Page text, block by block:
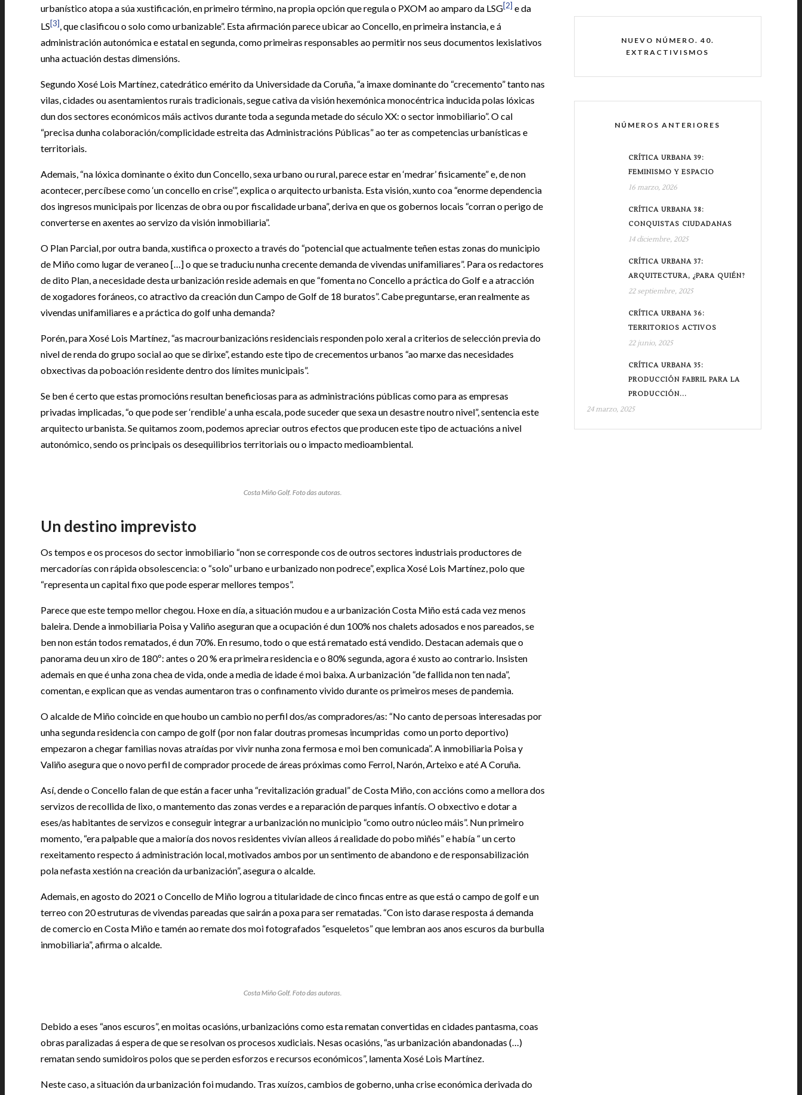
urbanístico atopa a súa xustificación, en primeiro término, na propia opción que regula o PXOM ao amparo da LSG[2] e da
LS[3], que clasificou o solo como urbanizable”. Esta afirmación parece ubicar ao Concello, en primeira instancia, e á
administración autonómica e estatal en segunda, como primeiras responsables ao permitir nos seus documentos lexislativos
unha actuación destas dimensións.
Segundo Xosé Lois Martínez, catedrático emérito da Universidade da Coruña, “a imaxe dominante do “crecemento” tanto nas
vilas, cidades ou asentamientos rurais tradicionais, segue cativa da visión hexemónica monocéntrica inducida polas lóxicas
dun dos sectores económicos máis activos durante toda a segunda metade do século XX: o sector inmobiliario”. O cal
“precisa dunha colaboración/complicidade estreita das Administracións Públicas” ao ter as competencias urbanísticas e
territoriais.
Ademais, “na lóxica dominante o éxito dun Concello, sexa urbano ou rural, parece estar en ‘medrar’ fisicamente” e, de non
acontecer, percíbese como ‘un concello en crise’”, explica o arquitecto urbanista. Esta visión, xunto coa “enorme dependencia
dos ingresos municipais por licenzas de obra ou por fiscalidade urbana”, deriva en que os gobernos locais “corran o perigo de
converterse en axentes ao servizo da visión inmobiliaria”.
O Plan Parcial, por outra banda, xustifica o proxecto a través do “potencial que actualmente teñen estas zonas do municipio
de Miño como lugar de veraneo […] o que se traduciu nunha crecente demanda de vivendas unifamiliares”. Para os redactores
de dito Plan, a necesidade desta urbanización reside ademais en que “fomenta no Concello a práctica do Golf e a atracción
de xogadores foráneos, co atractivo da creación dun Campo de Golf de 18 buratos”. Cabe preguntarse, eran realmente as
vivendas unifamiliares e a práctica do golf unha demanda?
Porén, para Xosé Lois Martínez, “as macrourbanizacións residenciais responden polo xeral a criterios de selección previa do
nivel de renda do grupo social ao que se dirixe”, estando este tipo de crecementos urbanos “ao marxe das necesidades
obxectivas da poboación residente dentro dos límites municipais”.
Se ben é certo que estas promocións resultan beneficiosas para as administracións públicas como para as empresas
privadas implicadas, “o que pode ser ‘rendible’ a unha escala, pode suceder que sexa un desastre noutro nivel”, sentencia este
arquitecto urbanista. Se quitamos zoom, podemos apreciar outros efectos que producen este tipo de actuacións a nivel
autonómico, sendo os principais os desequilibrios territoriais ou o impacto medioambiental.
Costa Miño Golf. Foto das autoras.
Un destino imprevisto
Os tempos e os procesos do sector inmobiliario “non se corresponde cos de outros sectores industriais productores de
mercadorías con rápida obsolescencia: o “solo” urbano e urbanizado non podrece”, explica Xosé Lois Martínez, polo que
“representa un capital fixo que pode esperar mellores tempos”.
Parece que este tempo mellor chegou. Hoxe en día, a situación mudou e a urbanización Costa Miño está cada vez menos
baleira. Dende a inmobiliaria Poisa y Valiño aseguran que a ocupación é dun 100% nos chalets adosados e nos pareados, se
ben non están todos rematados, é dun 70%. En resumo, todo o que está rematado está vendido. Destacan ademais que o
panorama deu un xiro de 180º: antes o 20 % era primeira residencia e o 80% segunda, agora é xusto ao contrario. Insisten
ademais en que é unha zona chea de vida, onde a media de idade é moi baixa. A urbanización “de fallida non ten nada”,
comentan, e explican que as vendas aumentaron tras o confinamento vivido durante os primeiros meses de pandemia.
O alcalde de Miño coincide en que houbo un cambio no perfil dos/as compradores/as: “No canto de persoas interesadas por
unha segunda residencia con campo de golf (por non falar doutras promesas incumpridas como un porto deportivo)
empezaron a chegar familias novas atraídas por vivir nunha zona fermosa e moi ben comunicada”. A inmobiliaria Poisa y
Valiño asegura que o novo perfil de comprador procede de áreas próximas como Ferrol, Narón, Arteixo e até A Coruña.
Así, dende o Concello falan de que están a facer unha “revitalización gradual” de Costa Miño, con accións como a mellora dos
servizos de recollida de lixo, o mantemento das zonas verdes e a reparación de parques infantís. O obxectivo e dotar a
eses/as habitantes de servizos e conseguir integrar a urbanización no municipio “como outro núcleo máis”. Nun primeiro
momento, “era palpable que a maioría dos novos residentes vivían alleos á realidade do pobo miñés” e había “ un certo
rexeitamento respecto á administración local, motivados ambos por un sentimento de abandono e de responsabilización
pola nefasta xestión na creación da urbanización”, asegura o alcalde.
Ademais, en agosto do 2021 o Concello de Miño logrou a titularidade de cinco fincas entre as que está o campo de golf e un
terreo con 20 estruturas de vivendas pareadas que sairán a poxa para ser rematadas. “Con isto darase resposta á demanda
de comercio en Costa Miño e tamén ao remate dos moi fotografados “esqueletos” que lembran aos anos escuros da burbulla
inmobiliaria”, afirma o alcalde.
Costa Miño Golf. Foto das autoras.
Debido a eses “anos escuros”, en moitas ocasións, urbanizacións como esta rematan convertidas en cidades pantasma, coas
obras paralizadas á espera de que se resolvan os procesos xudiciais. Nesas ocasións, “as urbanización abandonadas (…)
rematan sendo sumidoiros polos que se perden esforzos e recursos económicos”, lamenta Xosé Lois Martínez.
Neste caso, a situación da urbanización foi mudando. Tras xuízos, cambios de goberno, unha crise económica derivada do
NUEVO NÚMERO. 40.
EXTRACTIVISMOS
NÚMEROS ANTERIORES
CRÍTICA URBANA 39:
FEMINISMO Y ESPACIO
16 marzo, 2026
CRÍTICA URBANA 38:
CONQUISTAS CIUDADANAS
14 diciembre, 2025
CRÍTICA URBANA 37:
ARQUITECTURA, ¿PARA QUIÉN?
22 septiembre, 2025
CRÍTICA URBANA 36:
TERRITORIOS ACTIVOS
22 junio, 2025
CRÍTICA URBANA 35:
PRODUCCIÓN FABRIL PARA LA
PRODUCCIÓN...
24 marzo, 2025